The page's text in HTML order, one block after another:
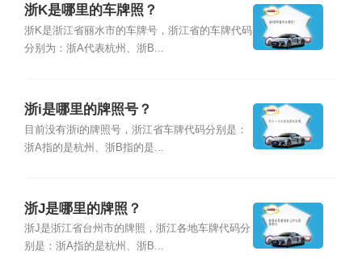
浙K是哪里的车牌照？
浙K是浙江省丽水市的车牌号，浙江省的车牌代码
分别为：浙A代表杭州、浙B...
浙i是哪里的牌照号？
目前没有浙i的牌照号，浙江省车牌代码分别是：
浙A指的是杭州、浙B指的是...
浙J是哪里的牌照？
浙J是浙江省台州市的牌照，浙江各地车牌代码分
别是：浙A指的是杭州、浙B...